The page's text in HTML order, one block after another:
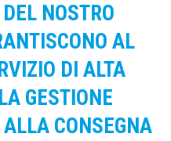
NOSTRO
AL
DI ALTA
GESTIONE
CONSEGNA